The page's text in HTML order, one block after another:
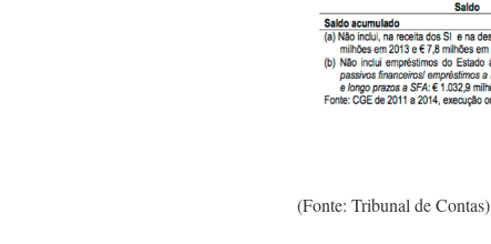
(Fonte: Tribunal de Contas)